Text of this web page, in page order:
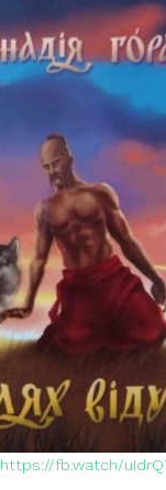
https://fb.watch/